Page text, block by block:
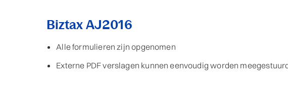
Biztax AJ2016
Alle formulieren zijn opgenomen
Externe PDF verslagen kunnen eenvoudig worden